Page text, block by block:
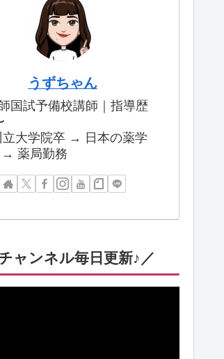
うずちゃん
国試予備校講師｜指導歴
立大学院卒 → 日本の薬学
→ 薬局勤務
ャンネル毎日更新♪／